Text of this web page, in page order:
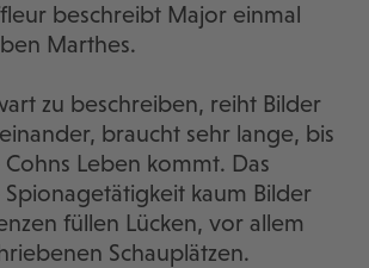
beschreibt Major einmal
Marthes.
zu beschreiben, reiht Bilder
braucht sehr lange, bis
Leben kommt. Das
kaum Bilder
füllen Lücken, vor allem
Schauplätzen.